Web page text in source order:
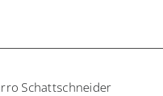
Schattschneider